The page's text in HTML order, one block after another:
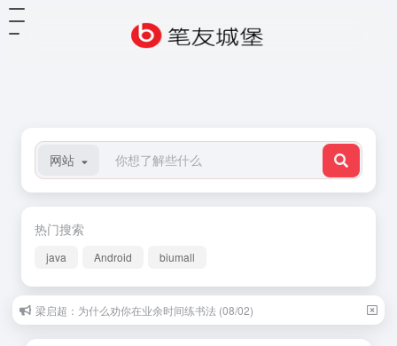
网站
热门搜索
java Android biumall
梁启超：为什么劝你在业余时间练书法 (08/02)